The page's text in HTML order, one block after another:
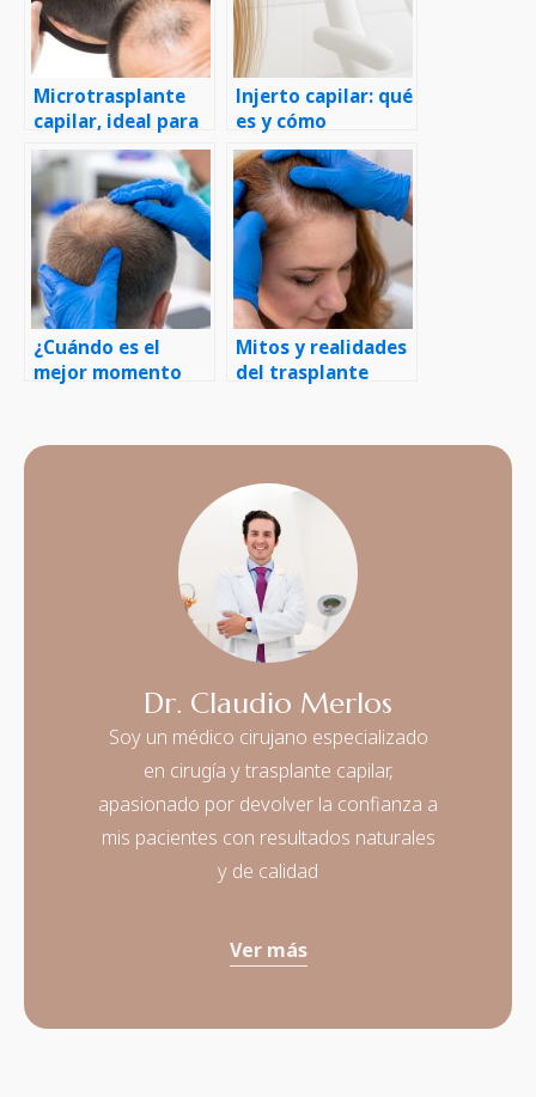
Microtrasplante
capilar, ideal para
restaurar las
entradas
Injerto capilar: qué
es y cómo
funciona, paso a
paso
¿Cuándo es el
mejor momento
Mitos y realidades
del trasplante
Dr. Claudio Merlos
Soy un médico cirujano especializado
en cirugía y trasplante capilar,
apasionado por devolver la confianza a
mis pacientes con resultados naturales
y de calidad
Ver más